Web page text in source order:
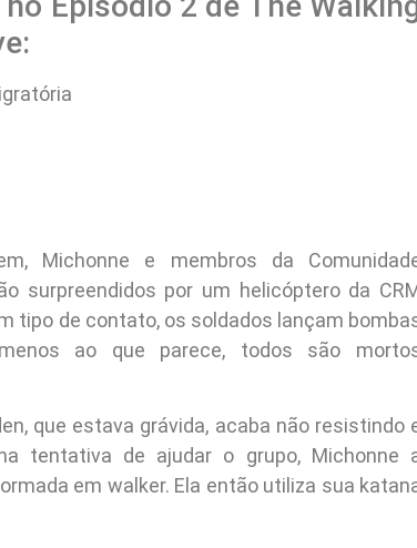
Michonne e membros da
surpreendidos por um helicóptero da
tipo de contato, os soldados lançam
ao que parece, todos são
que estava grávida, acaba não resistindo
tentativa de ajudar o grupo, Michonne
em walker. Ela então utiliza sua